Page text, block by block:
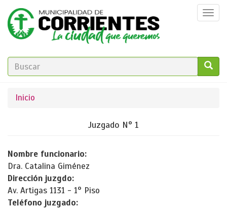
Pasar
contenido
principal
FORMULARIO
BÚSQUEDA
Se
aquí
Inicio
Juzgado N° 1
Nombre funcionario:
Dra. Catalina Giménez
Dirección juzgdo:
Av. Artigas 1131 - 1° Piso
Teléfono juzgado: